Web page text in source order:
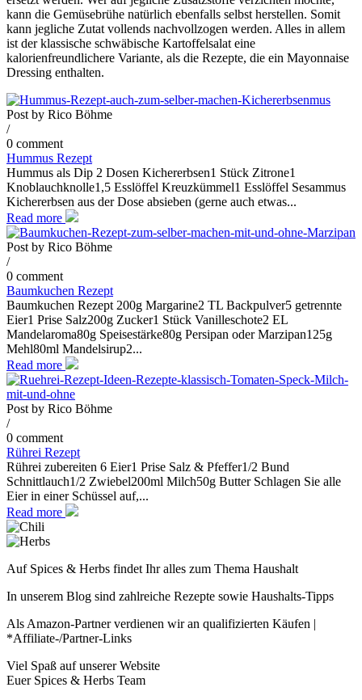
kann die Gemüsebrühe natürlich ebenfalls selbst herstellen. Somit
kann jegliche Zutat vollends nachvollzogen werden. Alles in allem
ist der klassische schwäbische Kartoffelsalat eine
kalorienfreundlichere Variante, als die Rezepte, die ein Mayonnaise
Dressing enthalten.
Post by Rico Böhme
/
0 comment
Hummus Rezept
Hummus als Dip 2 Dosen Kichererbsen1 Stück Zitrone1
Knoblauchknolle1,5 Esslöffel Kreuzkümmel1 Esslöffel Sesammus
Kichererbsen aus der Dose absieben (gerne auch etwas...
Read more
Post by Rico Böhme
/
0 comment
Baumkuchen Rezept
Baumkuchen Rezept 200g Margarine2 TL Backpulver5 getrennte
Eier1 Prise Salz200g Zucker1 Stück Vanilleschote2 EL
Mandelaroma80g Speisestärke80g Persipan oder Marzipan125g
Mehl80ml Mandelsirup2...
Read more
Post by Rico Böhme
/
0 comment
Rührei Rezept
Rührei zubereiten 6 Eier1 Prise Salz & Pfeffer1/2 Bund
Schnittlauch1/2 Zwiebel200ml Milch50g Butter Schlagen Sie alle
Eier in einer Schüssel auf,...
Read more
Auf Spices & Herbs findet Ihr alles zum Thema Haushalt
In unserem Blog sind zahlreiche Rezepte sowie Haushalts-Tipps
Als Amazon-Partner verdienen wir an qualifizierten Käufen |
*Affiliate-/Partner-Links
Viel Spaß auf unserer Website
Euer Spices & Herbs Team